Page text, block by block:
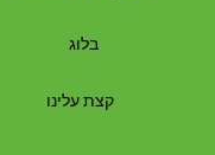
בלוג
קצת עלינו